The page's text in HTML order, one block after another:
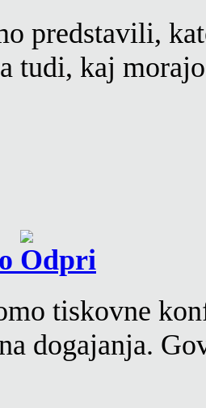
predstavili,
tudi, kaj
tiskovne
dogajanja.